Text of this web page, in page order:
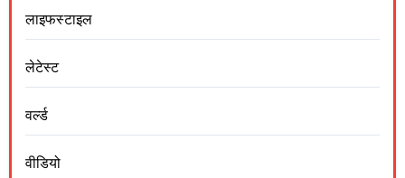
लाइफस्टाइल
लेटेस्ट
वर्ल्ड
वीडियो